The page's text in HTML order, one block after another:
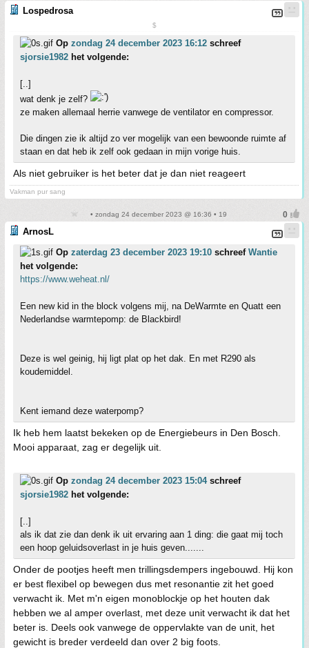
Lospedrosa
$
Op zondag 24 december 2023 16:12 schreef
sjorsie1982 het volgende:
[..]
wat denk je zelf?
ze maken allemaal herrie vanwege de ventilator en compressor.
Die dingen zie ik altijd zo ver mogelijk van een bewoonde ruimte af
staan en dat heb ik zelf ook gedaan in mijn vorige huis.
Als niet gebruiker is het beter dat je dan niet reageert
Vakman pur sang
• zondag 24 december 2023 @ 16:36 • 19
ArnosL
Op zaterdag 23 december 2023 19:10 schreef Wantie
het volgende:
https://www.weheat.nl/
Een new kid in the block volgens mij, na DeWarmte en Quatt een
Nederlandse warmtepomp: de Blackbird!
Deze is wel geinig, hij ligt plat op het dak. En met R290 als
koudemiddel.
Kent iemand deze waterpomp?
Ik heb hem laatst bekeken op de Energiebeurs in Den Bosch.
Mooi apparaat, zag er degelijk uit.
Op zondag 24 december 2023 15:04schreef
sjorsie1982 het volgende:
[..]
als ik dat zie dan denk ik uit ervaring aan 1 ding: die gaat mij toch
een hoop geluidsoverlast in je huis geven.......
Onder de pootjes heeft men trillingsdempers ingebouwd. Hij kon
er best flexibel op bewegen dus met resonantie zit het goed
verwacht ik. Met m'n eigen monoblockje op het houten dak
hebben we al amper overlast, met deze unit verwacht ik dat het
beter is. Deels ook vanwege de oppervlakte van de unit, het
gewicht is breder verdeeld dan over 2 big foots.